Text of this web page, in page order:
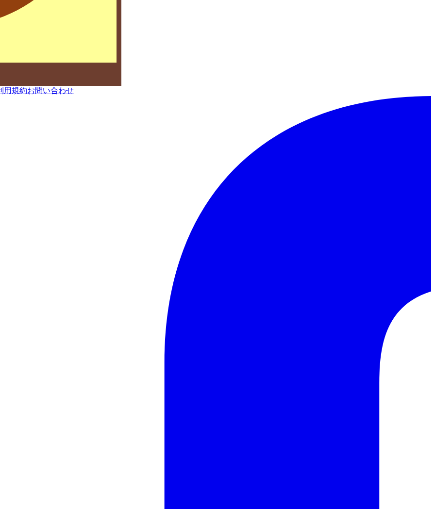
用規約お問い合わせ